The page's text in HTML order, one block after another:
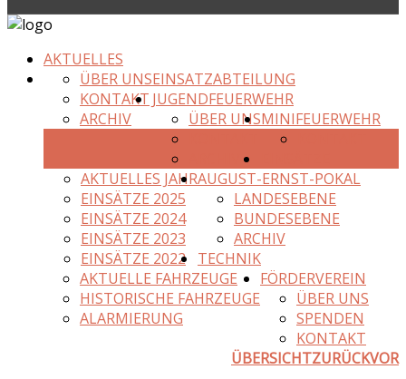
AKTUELLES
EINSATZABTEILUNG
ÜBER UNS
KONTAKT
ARCHIV
JUGENDFEUERWEHR
ÜBER UNSMINIFEUERWEHR
AKTUELLES JAHR
EINSÄTZE 2025
EINSÄTZE 2024
EINSÄTZE 2023
EINSÄTZE 2022
AUGUST-ERNST-POKAL
LANDESEBENE
BUNDESEBENE
ARCHIV
TECHNIK
AKTUELLE FAHRZEUGE
HISTORISCHE FAHRZEUGE
ALARMIERUNG
FÖRDERVEREIN
ÜBER UNS
SPENDEN
KONTAKT
ÜBERSICHTZURÜCKVOR